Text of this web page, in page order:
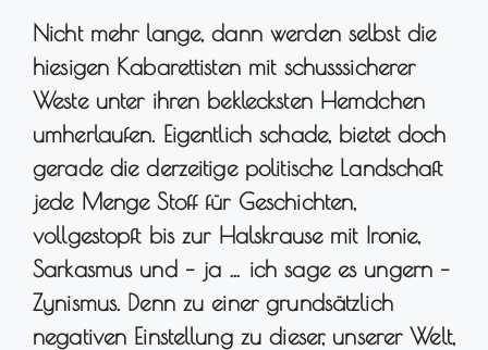
Nicht mehr lange, dann werden selbst die
hiesigen Kabarettisten mit schusssicherer
Weste unter ihren beklecksten Hemdchen
umherlaufen. Eigentlich schade, bietet doch
gerade die derzeitige politische Landschaft
jede Menge Stoff für Geschichten,
vollgestopft bis zur Halskrause mit Ironie,
Sarkasmus und – ja … ich sage es ungern –
Zynismus. Denn zu einer grundsätzlich
negativen Einstellung zu dieser, unserer Welt,